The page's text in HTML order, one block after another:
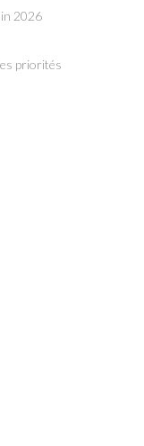
2026
priorités